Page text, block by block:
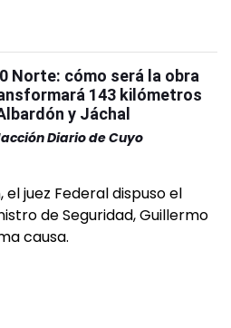
Norte: cómo será la obra
143 kilómetros
y Jáchal
Diario de Cuyo
juez Federal dispuso el
de Seguridad, Guillermo
causa.